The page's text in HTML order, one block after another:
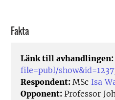
Fakta
Länk till avhandlingen:
file=publ/
Respondent: MSc Isa
Opponent: Professor